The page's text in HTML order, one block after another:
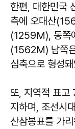
한편, 대한민국
측에 오대산
(1259M), 동쪽
(1562M) 남쪽
심축으로 형성
또, 지역적 표
지하며, 조선시
산삼봉표를 가